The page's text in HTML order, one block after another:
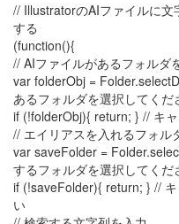
// IllustratorのAIファイルに
する
(function(){
// AIファイルがあるフォルダ
var folderObj =
あるフォルダを選択してくだ
if (!folderObj){ return; } // キ
// エイリアスを入れるフォル
var saveFolder =
するフォルダを選択してくだ
if (!saveFolder){ return; } //
い